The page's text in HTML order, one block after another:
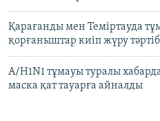
Қарағанды мен Теміртауда
қорғаныштар киіп жүру
А/H1N1 тұмауы туралы
маска қат тауарға айналды